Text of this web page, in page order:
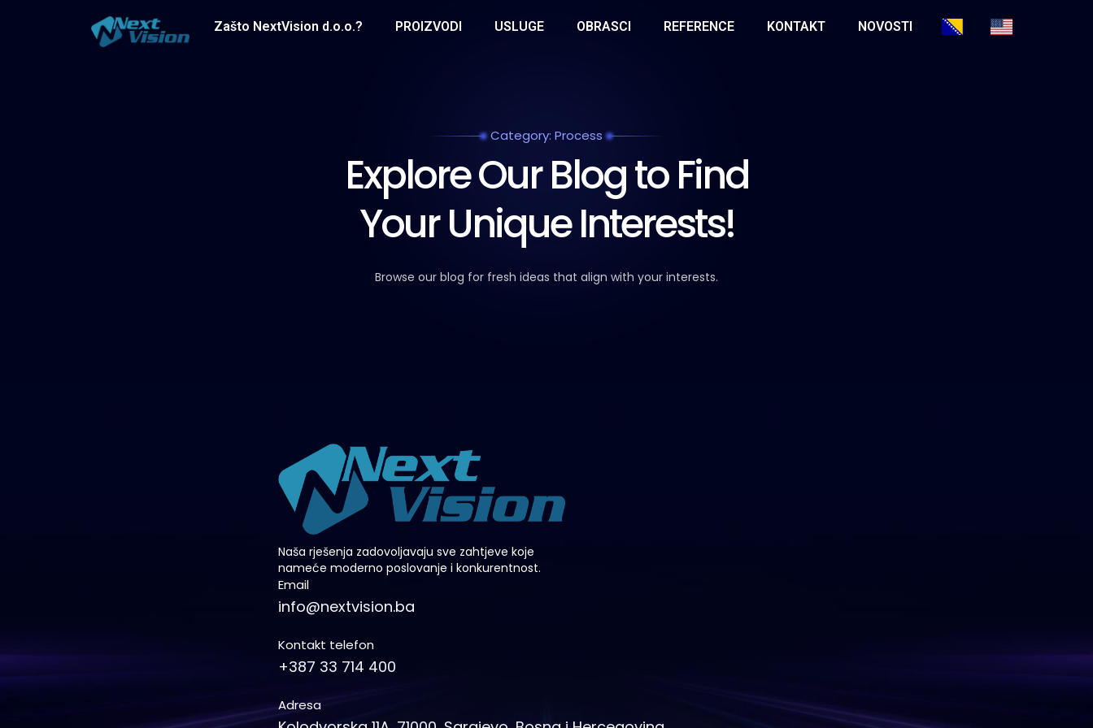
Zašto NextVision d.o.o.? PROIZVODI USLUGE OBRASCI REFERENCE KONTAKT NOVOSTI
Category: Process
Explore Our Blog to Find
Your Unique Interests!
Browse our blog for fresh ideas that align with your interests.
Naša rješenja zadovoljavaju sve zahtjeve koje
nameće moderno poslovanje i konkurentnost.
Email
info@nextvision.ba
Kontakt telefon
+387 33 714 400
Adresa